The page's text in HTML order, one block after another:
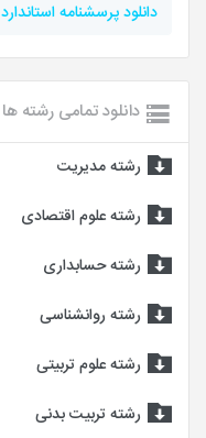
دانلود پرسشنامه استاندارد
دانلود تمامی رشته ها
رشته مدیریت
رشته علوم اقتصادی
رشته حسابداری
رشته روانشناسی
رشته علوم تربیتی
رشته تربیت بدنی